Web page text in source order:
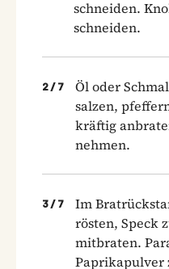
schneiden.
schneiden.
2/ 7
Öl oder
salzen,
kräftig
nehmen.
3/ 7
Im
rösten, Speck
mitbraten.
Paprikapulver